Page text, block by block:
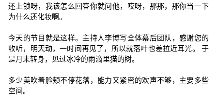
还上锁呀，我该怎么回答你就问他，哎呀，那那，那你当一下
为什么还化妆啊。
今天的节目就是这样。主持人李博写全体幕后团队，感谢您的
收听，明天动，一时间再见了，所以就落叶也差拉近耳光。 于
是月末转身，见过冰冷的雨滴里猫的树。
多少美吹着脸颊不停花落，能力又紧密的欢声不够，主要多些
空间。